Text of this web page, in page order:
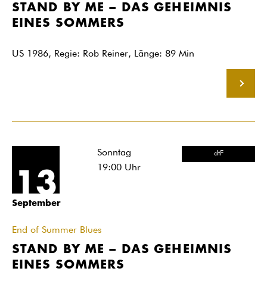
STAND BY ME – DAS GEHEIMNIS
EINES SOMMERS
US 1986, Regie: Rob Reiner, Länge: 89 Min
13
September
Sonntag
19:00Uhr
dtF
End of Summer Blues
STAND BY ME – DAS GEHEIMNIS
EINES SOMMERS